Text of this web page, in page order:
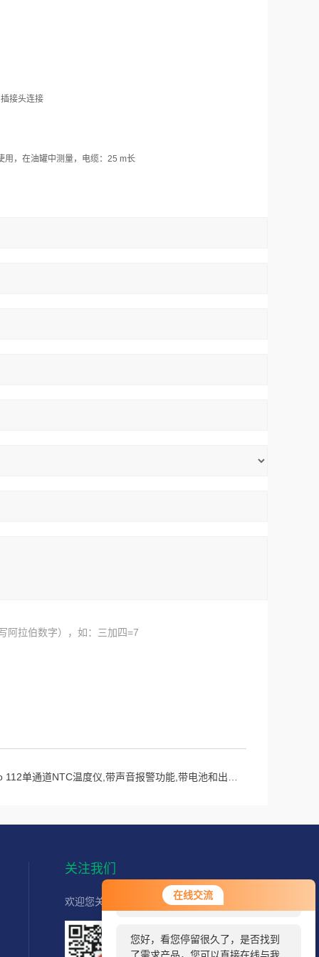
在线交流
您好！欢迎前来咨询，很高兴为您
服务，请问您要咨询什么问题呢？
您好，看您停留很久了，是否找到
接头连接
用，在油罐中测量，电缆：25 m长
阿拉伯数字），如：三加四=7
112单通道NTC温度仪,带声音报警功能,带电池和出厂报告.
关注我们
欢迎您关注我们的微信公众号了解更多信息：